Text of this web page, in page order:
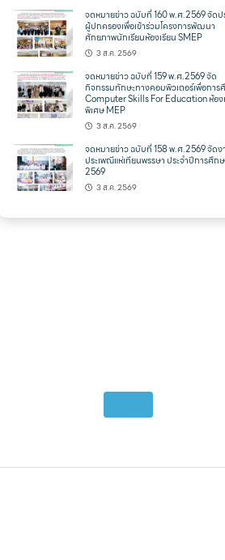
จดหมายข่าว ฉบับที่ 160 พ.ศ.2569 จัดป
ผู้ปกครองเพื่อเข้าร่วมโครงการพัฒนา
ศักยภาพนักเรียนห้องเรียน SMEP
3 ส.ค. 2569
จดหมายข่าว ฉบับที่ 159 พ.ศ.2569 จัด
กิจกรรมทักษะทางคอมพิวเตอร์เพื่อการ
Computer Skills For Education ห้อง
พิเศษ MEP
3 ส.ค. 2569
จดหมายข่าว ฉบับที่ 158 พ.ศ.2569 จัดง
ประเพณีแห่เทียนพรรษา ประจำปีการศึก
2569
3 ส.ค. 2569